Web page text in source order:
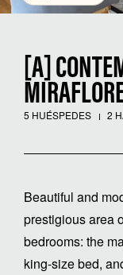
[A]
5 HUÉSPEDES 2
Beautiful and
prestigious area
bedrooms: the
king-size bed,